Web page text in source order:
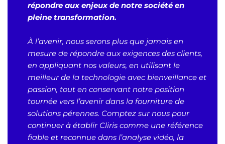
répondre aux enjeux de notre société en
pleine transformation.
À l’avenir, nous serons plus que jamais en
mesure de répondre aux exigences des clients,
en appliquant nos valeurs, en utilisant le
meilleur de la technologie avec bienveillance et
passion, tout en conservant notre position
tournée vers l’avenir dans la fourniture de
solutions pérennes. Comptez sur nous pour
continuer à établir Cliris comme une référence
fiable et reconnue dans l’analyse vidéo, la